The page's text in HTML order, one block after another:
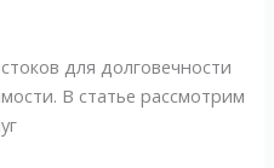
для долговечности
В статье рассмотрим